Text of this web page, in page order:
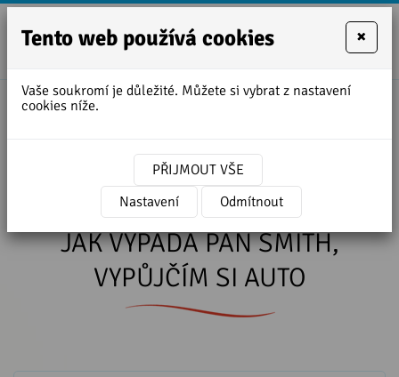
950
Úvodní stránka
PAN SMITH, VYPŮJČÍM SI AUTO
3 rozhovory -SETKÁNÍ S MEGAN,
JAK VYPADÁ PAN SMITH,
VYPŮJČÍM SI AUTO
Tento web používá cookies ×
Vaše soukromí je důležité. Můžete si vybrat z nastavení
cookies níže.
PŘIJMOUT VŠE
Nastavení
Odmítnout